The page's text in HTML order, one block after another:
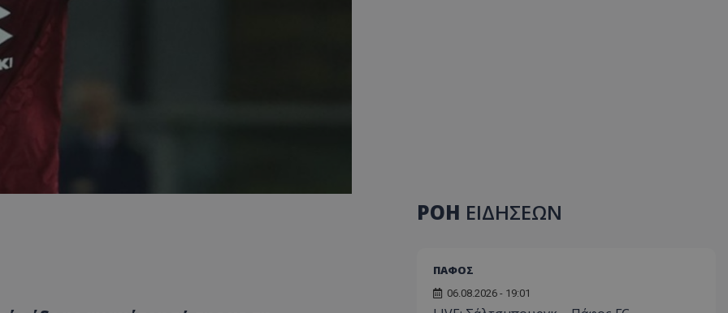
ΡΟΗ ΕΙΔΗΣΕΩΝ
ΠΑΦΟΣ
06.08.2026 - 19:01